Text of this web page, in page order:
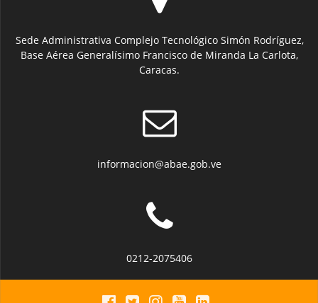
Sede Administrativa Complejo Tecnológico Simón Rodríguez,
Base Aérea Generalísimo Francisco de Miranda La Carlota,
Caracas.
informacion@abae.gob.ve
0212-2075406